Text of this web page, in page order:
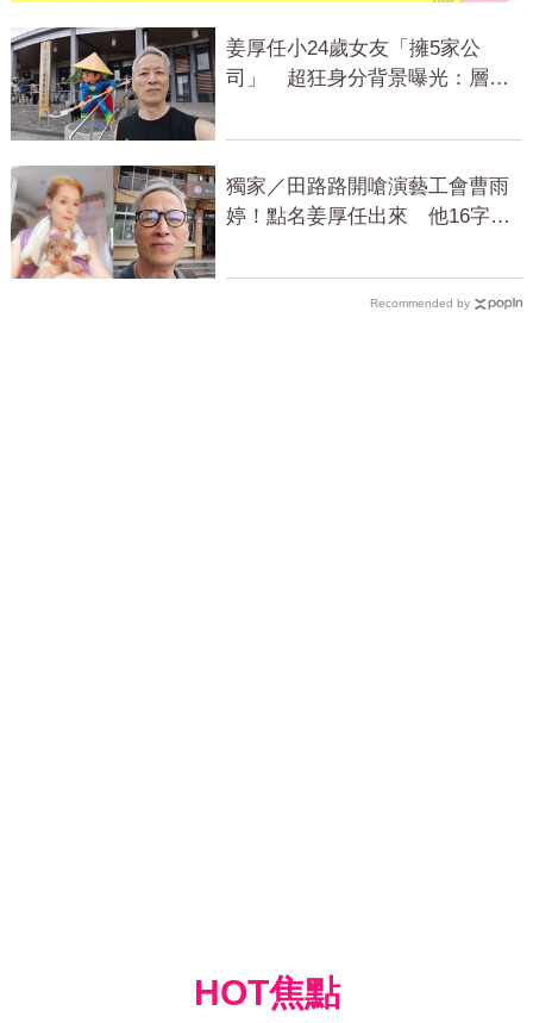
姜厚任小24歲女友「擁5家公
司」 超狂身分背景曝光：層級
獨家／田路路開嗆演藝工會曹雨
婷！點名姜厚任出來 他16字回
Recommended by
HOT焦點